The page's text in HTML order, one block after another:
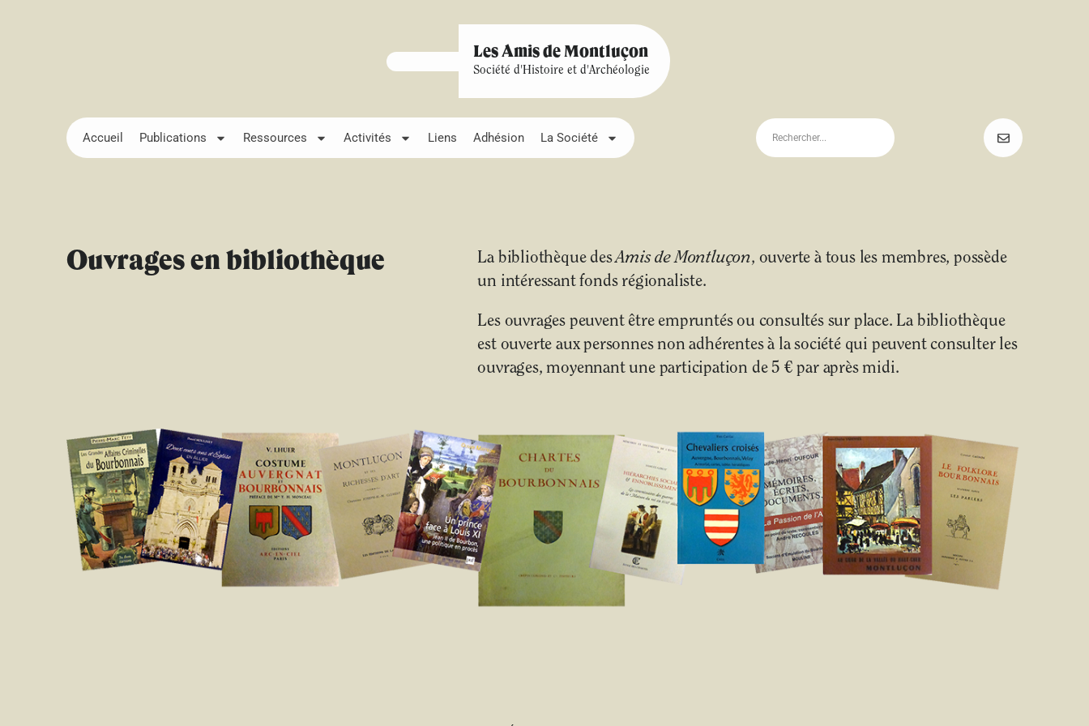
Les Amis de Montluçon
Société d'Histoire et d'Archéologie
Accueil Publications Ressources Activités Liens Adhésion La Société
Ouvrages en bibliothèque La bibliothèque desAmis de Montluçon, ouverte à tous les membres, possède
un intéressant fonds régionaliste.
Les ouvrages peuvent être empruntés ou consultés sur place. La bibliothèque
est ouverte aux personnes non adhérentes à la société qui peuvent consulter les
ouvrages, moyennant une participation de 5 € par après midi.